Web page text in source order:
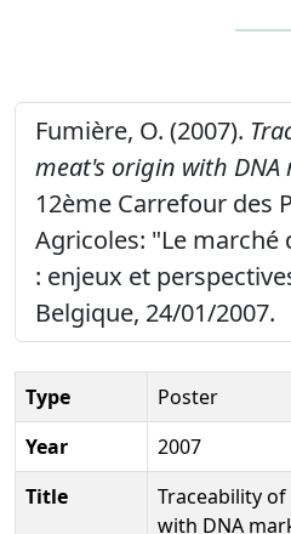
Fumière, O. (2007).
meat's origin with DNA
12ème Carrefour des
Agricoles: "Le marché
: enjeux et
Belgique, 24/01/2007.
Type
Poster
Year
2007
Title
Traceability
with DNA